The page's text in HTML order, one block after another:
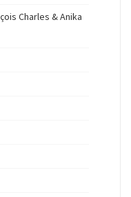
Charles & Anika